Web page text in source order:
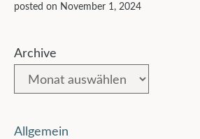
posted on November 1, 2024
Archive
Allgemein